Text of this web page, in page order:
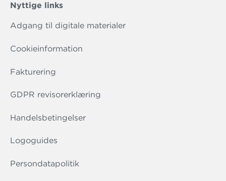
Nyttige links
Adgang til digitale materialer
Cookieinformation
Fakturering
GDPR revisorerklæring
Handelsbetingelser
Logoguides
Persondatapolitik